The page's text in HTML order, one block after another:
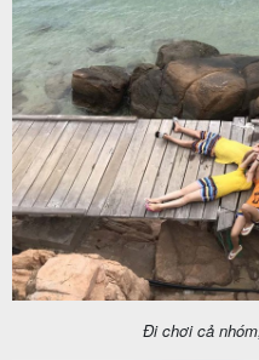
du
lịch
Về
Quy
Nhơn
Tourist
Đi chơi cả